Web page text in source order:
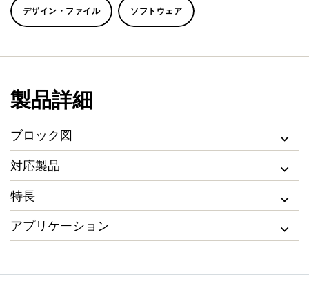
デザイン・ファイル ソフトウェア
製品詳細
ブロック図
対応製品
特長
アプリケーション